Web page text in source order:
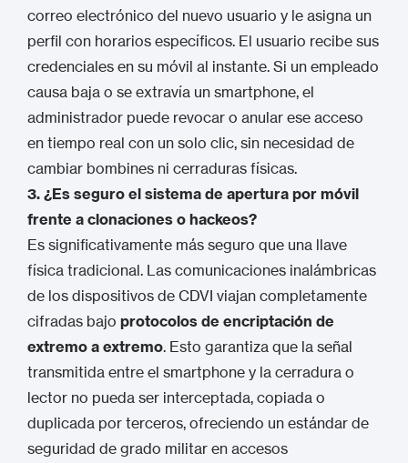
correo electrónico del nuevo usuario y le asigna un
perfil con horarios específicos. El usuario recibe sus
credenciales en su móvil al instante. Si un empleado
causa baja o se extravía un smartphone, el
administrador puede revocar o anular ese acceso
en tiempo real con un solo clic, sin necesidad de
cambiar bombines ni cerraduras físicas.
3. ¿Es seguro el sistema de apertura por móvil
frente a clonaciones o hackeos?
Es significativamente más seguro que una llave
física tradicional. Las comunicaciones inalámbricas
de los dispositivos de CDVI viajan completamente
cifradas bajo protocolos de encriptación de
extremo a extremo. Esto garantiza que la señal
transmitida entre el smartphone y la cerradura o
lector no pueda ser interceptada, copiada o
duplicada por terceros, ofreciendo un estándar de
seguridad de grado militar en accesos